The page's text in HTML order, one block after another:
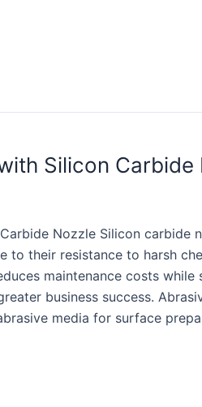
Silicon Carbide
Nozzle Silicon carbide
to their resistance to harsh
maintenance costs while
business success.
media for surface